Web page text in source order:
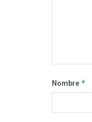
Nombre *